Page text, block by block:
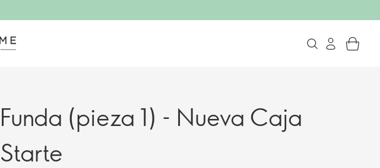
Funda (pieza 1) - Nueva Caja
Starte